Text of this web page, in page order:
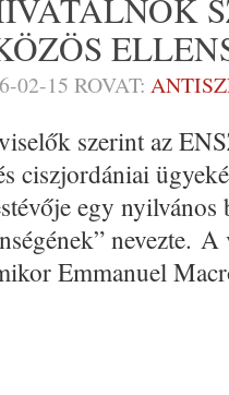
02-15 ROVAT:
szerint az
ciszjordániai
egy nyilvános
nevezte.
Emmanuel